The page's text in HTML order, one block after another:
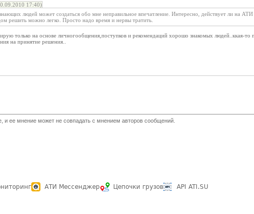
17:40)
людей может создаться обо мне неправильное впечатление. Интересно, действует ли на АТИ
решить можно легко. Просто надо время и нервы тратить.
только на основе личногообщения,поступков и рекомендаций хорошо знакомых людей..ккая-то
на принятие решения..
ее мнение может не совпадать с мнением авторов сообщений.
АТИ Мессенджер Цепочки грузов API ATI.SU